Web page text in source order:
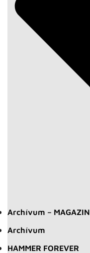
Archívum – MAGAZIN
Archívum
HAMMER FOREVER